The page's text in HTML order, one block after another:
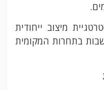
מיצוב ייחודית
בתחרות המקומית